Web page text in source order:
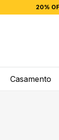
20%
Casamento